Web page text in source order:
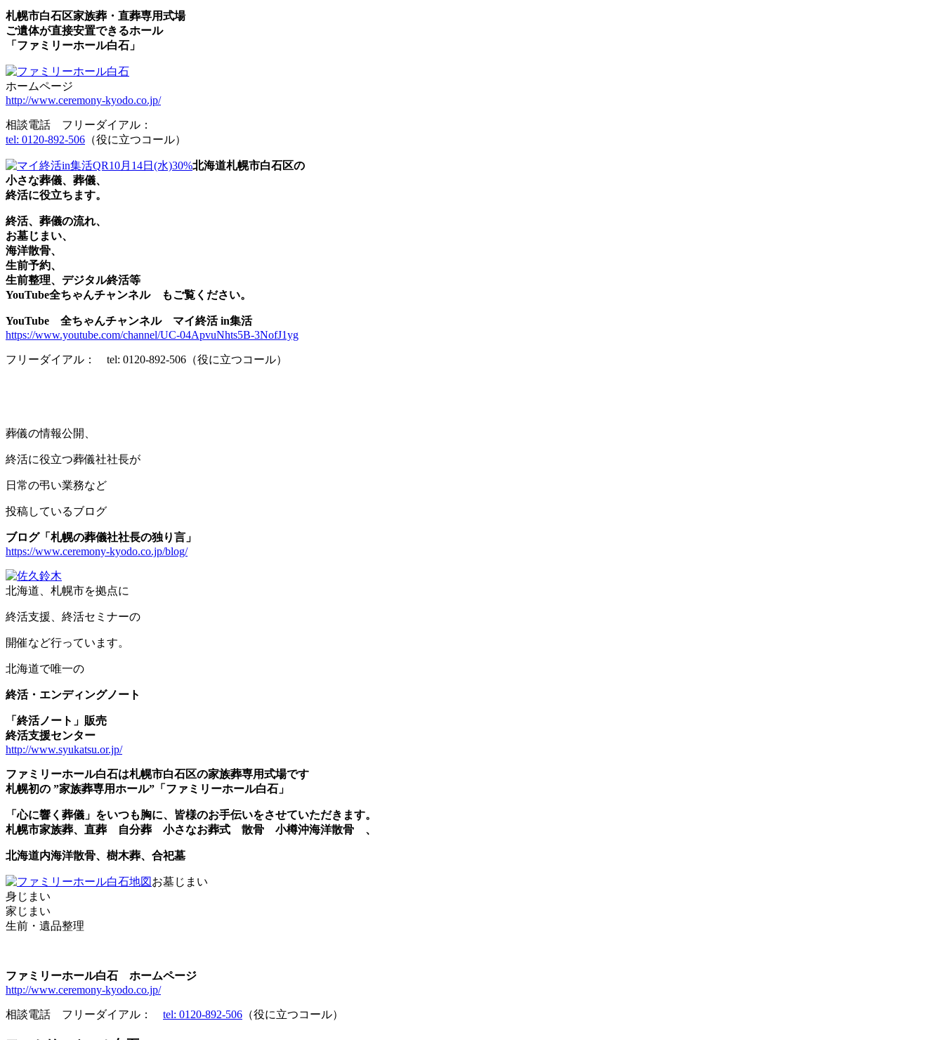
札幌市白石区家族葬・直葬専用式場
ご遺体が直接安置できるホール
「ファミリーホール白石」
ホームページ
http://www.ceremony-kyodo.co.jp/
相談電話 フリーダイアル：
tel: 0120-892-506 （役に立つコール）
北海道札幌市白石区の
小さな葬儀、葬儀、
終活に役立ちます。
終活、葬儀の流れ、
お墓じまい、
海洋散骨、
生前予約、
生前整理、デジタル終活等
YouTube全ちゃんチャンネル もご覧ください。
YouTube 全ちゃんチャンネル マイ終活 in集活
https://www.youtube.com/channel/UC-04ApvuNhts5B-3NofJ1yg
フリーダイアル： tel: 0120-892-506（役に立つコール）
葬儀の情報公開、
終活に役立つ葬儀社社長が
日常の弔い業務など
投稿しているブログ
ブログ「札幌の葬儀社社長の独り言」
https://www.ceremony-kyodo.co.jp/blog/
北海道、札幌市を拠点に
終活支援、終活セミナーの
開催など行っています。
北海道で唯一の
終活・エンディングノート
「終活ノート」販売
終活支援センター
http://www.syukatsu.or.jp/
ファミリーホール白石は札幌市白石区の家族葬専用式場です
札幌初の ”家族葬専用ホール”「ファミリーホール白石」
「心に響く葬儀」をいつも胸に、皆様のお手伝いをさせていただきます。
札幌市家族葬、直葬 自分葬 小さなお葬式 散骨 小樽沖海洋散骨 、
北海道内海洋散骨、樹木葬、合祀墓
お墓じまい
身じまい
家じまい
生前・遺品整理
ファミリーホール白石 ホームページ
http://www.ceremony-kyodo.co.jp/
相談電話 フリーダイアル： tel: 0120-892-506 （役に立つコール）